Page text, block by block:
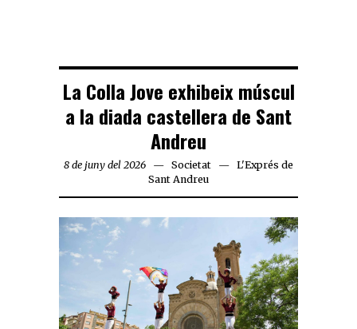
La Colla Jove exhibeix múscul
a la diada castellera de Sant
Andreu
8 de juny del 2026 Societat
L'Exprés de
Sant Andreu